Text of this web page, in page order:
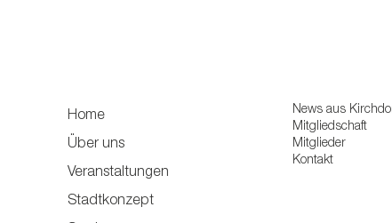
Home
Über uns
Veranstaltungen
Stadtkonzept
News aus
Mitgliedschaft
Mitglieder
Kontakt